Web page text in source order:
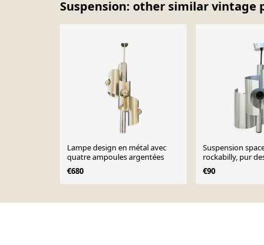
Suspension: other similar vintage
Lampe design en métal avec
quatre ampoules argentées
€680
Suspension
rockabilly, pur
années 70
€90